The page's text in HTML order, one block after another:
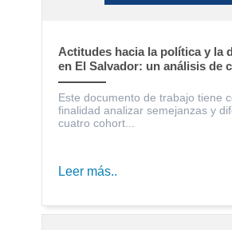
Actitudes hacia la política y la
en El Salvador: un análisis de
generacionales
Este documento de trabajo tiene
finalidad analizar semejanzas y
cuatro cohort...
Leer más..